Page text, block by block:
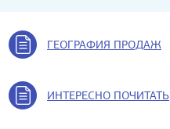
ГЕОГРАФИЯ ПРОДАЖ
ИНТЕРЕСНО ПОЧИТАТЬ